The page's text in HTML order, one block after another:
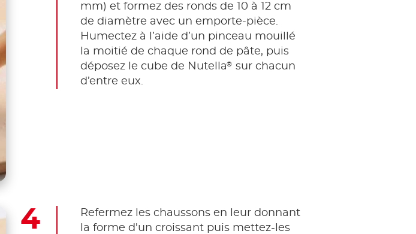
mm) et formez des ronds de 10 à 12 cm
de diamètre avec un emporte-pièce.
Humectez à l’aide d’un pinceau mouillé
la moitié de chaque rond de pâte, puis
déposez le cube de Nutella® sur chacun
d’entre eux.
Refermez les chaussons en leur donnant
la forme d'un croissant puis mettez-les